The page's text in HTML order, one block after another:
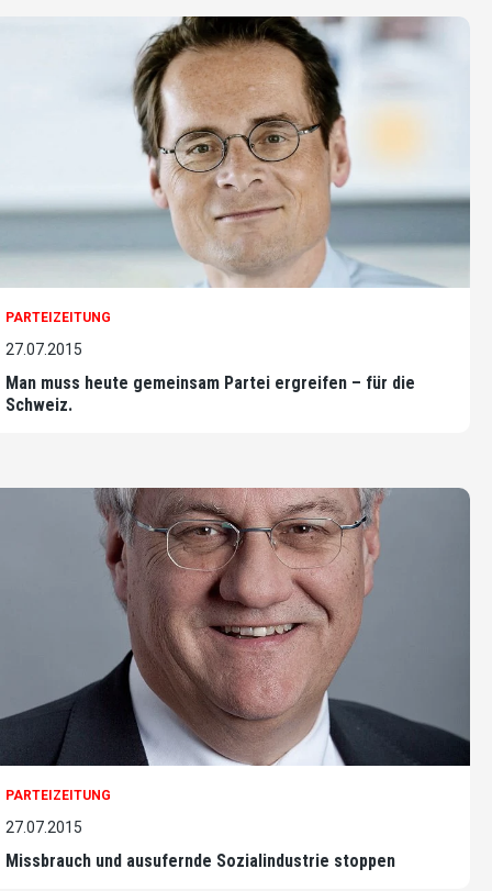
PARTEIZEITUNG
27.07.2015
Man muss heute gemeinsam Partei ergreifen – für die
Schweiz.
PARTEIZEITUNG
27.07.2015
Missbrauch und ausufernde Sozialindustrie stoppen